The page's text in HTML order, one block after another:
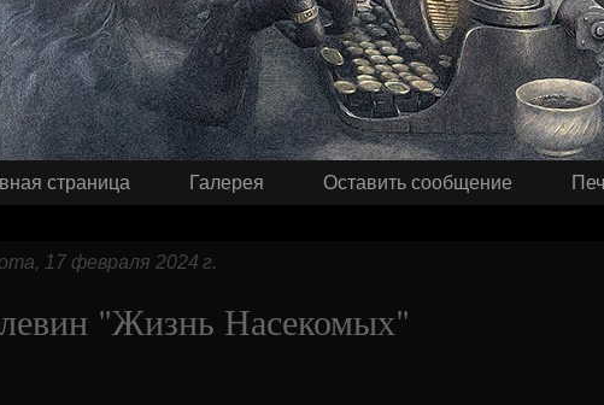
страница Галерея Оставить сообщение
17 февраля 2024 г.
"Жизнь Насекомых"